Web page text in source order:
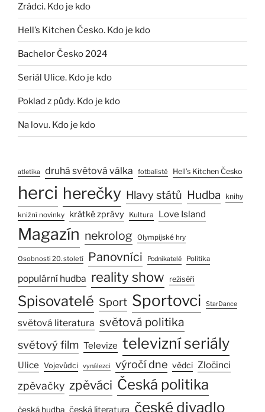
Zrádci. Kdo je kdo
Hell’s Kitchen Česko. Kdo je kdo
Bachelor Česko 2024
Seriál Ulice. Kdo je kdo
Poklad z půdy. Kdo je kdo
Na lovu. Kdo je kdo
atletika druhá světová válka fotbalisté Hell’s Kitchen Česko
herci herečky Hlavy států Hudba knihy
knižní novinky krátké zprávy Kultura Love Island
Magazín nekrolog Olympijské hry
Osobnosti 20. století Panovníci Podnikatelé Politika
populární hudba reality show režiséři
Spisovatelé Sport Sportovci StarDance
světová literatura světová politika
světový film Televize televizní seriály
Ulice Vojevůdci vynálezci výročí dne vědci Zločinci
zpěvačky zpěváci Česká politika
česká hudba česká literatura české divadlo